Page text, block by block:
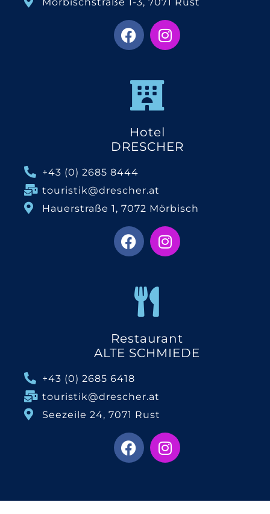
Hotel
DRESCHER
+43 (0) 2685 8444
touristik@drescher.at
Hauerstraße 1, 7072 Mörbisch
Restaurant
ALTE SCHMIEDE
+43 (0) 2685 6418
touristik@drescher.at
Seezeile 24, 7071 Rust